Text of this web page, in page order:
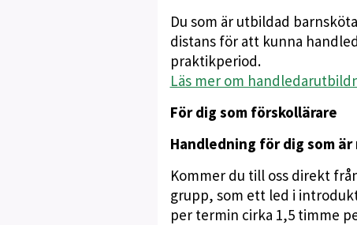
Du som är utbildad
distans för att kunna
praktikperiod.
Läs mer om
För dig som förskollärare
Handledning för dig som
Kommer du till oss direkt
grupp, som ett led i
per termin cirka 1,5 timme